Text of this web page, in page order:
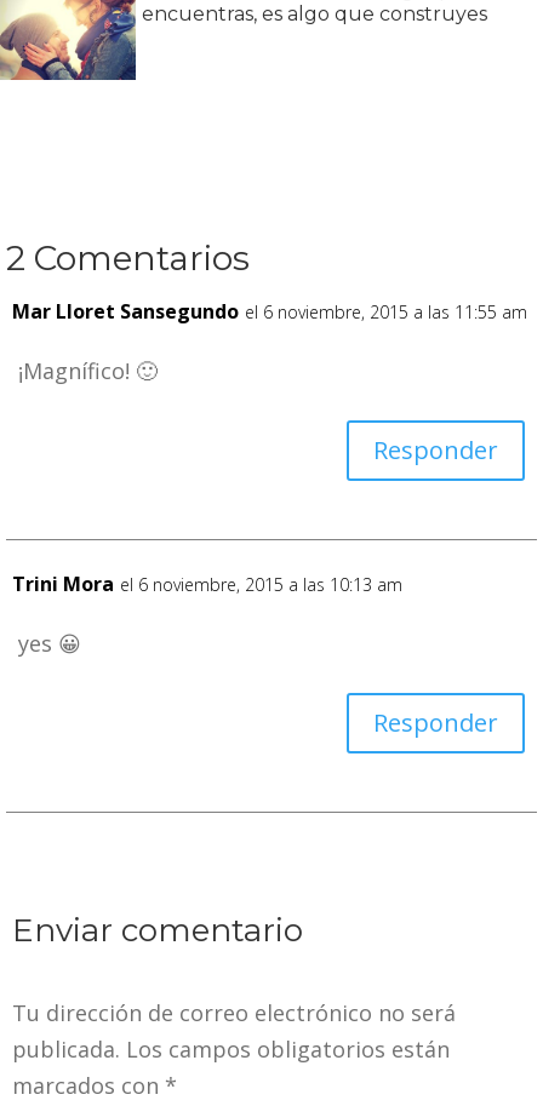
encuentras, es algo que construyes
2 Comentarios
Mar Lloret Sansegundo el 6 noviembre, 2015 a las 11:55 am
¡Magnífico! 🙂
Responder
Trini Mora el 6 noviembre, 2015 a las 10:13 am
yes 😀
Responder
Enviar comentario
Tu dirección de correo electrónico no será
publicada. Los campos obligatorios están
marcados con *